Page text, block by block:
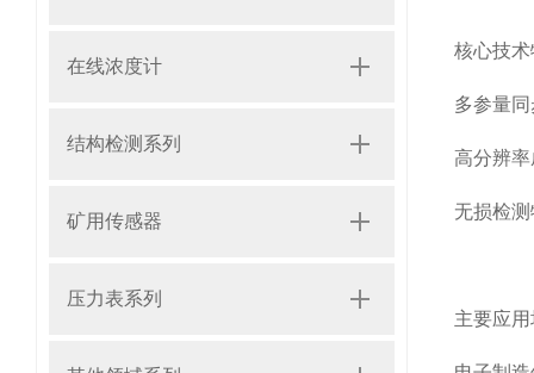
在线浓度计
结构检测系列
矿用传感器
压力表系列
核心技
多参量
高分辨
无损检
主要应